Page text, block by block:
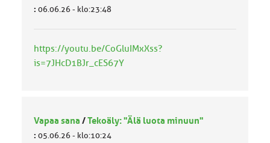
: 06.06.26 - klo:23:48
https://youtu.be/CoGluIMxXss?
is=7JHcD1BJr_cES67Y
Vapaa sana /Tekoäly: "Älä luota minuun"
: 05.06.26 - klo:10:24